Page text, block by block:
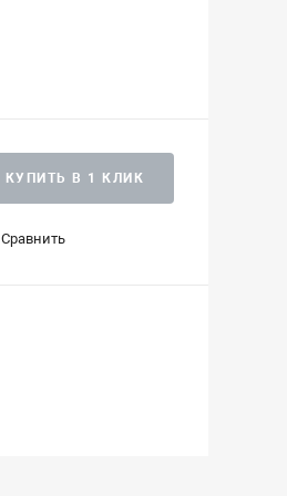
КУПИТЬ В 1 КЛИК
Сравнить